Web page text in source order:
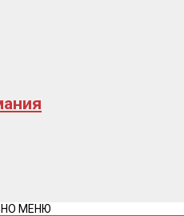
МЕНЮ